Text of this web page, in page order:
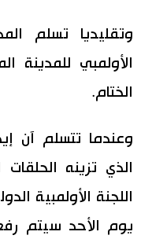
تجارب وآراء
سياسة
اقتصاد
ثقافة
موسوعة اليابان
هو وهي
المطبخ الياباني
وتقليديا تسلم
الأولمبي للمدينة
الختام.
وعندما تتسلم آن
الذي تزينه
اللجنة الأولمبية
يوم الأحد سيتم